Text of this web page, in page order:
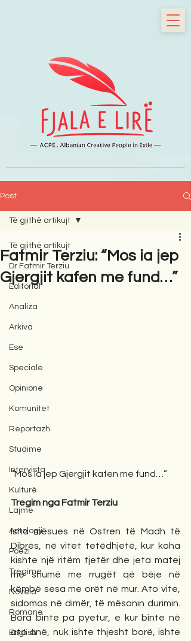
Post
Të gjithë artikujt
Dr Fatmir Terziu
Editorial
Analiza
Arkiva
Ese
Speciale
Opinione
Komunitet
Reportazh
Studime
Intervista
Kulturë
Lajme
Antologji
Poezi
Tregime
Novela
Romane
English
Të gjithë artikujt
Fatmir Terziu: “Mos ia jep
Gjergjit kafen me fund…”
“Mos ia jep Gjergjit kafen me fund…”
Tregim nga Fatmir Terziu
Isha mësues në Ostren të Madh të
Dibrës, në vitet tetëdhjetë, kur koha
kishte një ritëm tjetër dhe jeta matej
më shumë me rrugët që bëje në
këmbë sesa me orët në mur. Ato vite,
sidomos në dimër, të mësonin durimin.
Bora binte pa pyetur, e kur binte në
ato anë, nuk ishte thjesht borë, ishte